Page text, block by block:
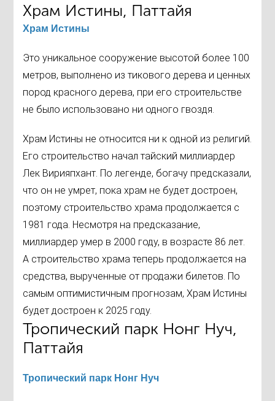
Храм Истины, Паттайя
Храм Истины
Это уникальное сооружение высотой более 100
метров, выполнено из тикового дерева и ценных
пород красного дерева, при его строительстве
не было использовано ни одного гвоздя.
Храм Истины не относится ни к одной из религий.
Его строительство начал тайский миллиардер
Лек Вирияпхант. По легенде, богачу предсказали,
что он не умрет, пока храм не будет достроен,
поэтому строительство храма продолжается с
1981 года. Несмотря на предсказание,
миллиардер умер в 2000 году, в возрасте 86 лет.
А строительство храма теперь продолжается на
средства, вырученные от продажи билетов. По
самым оптимистичным прогнозам, Храм Истины
будет достроен к 2025 году.
Тропический парк Нонг Нуч,
Паттайя
Тропический парк Нонг Нуч